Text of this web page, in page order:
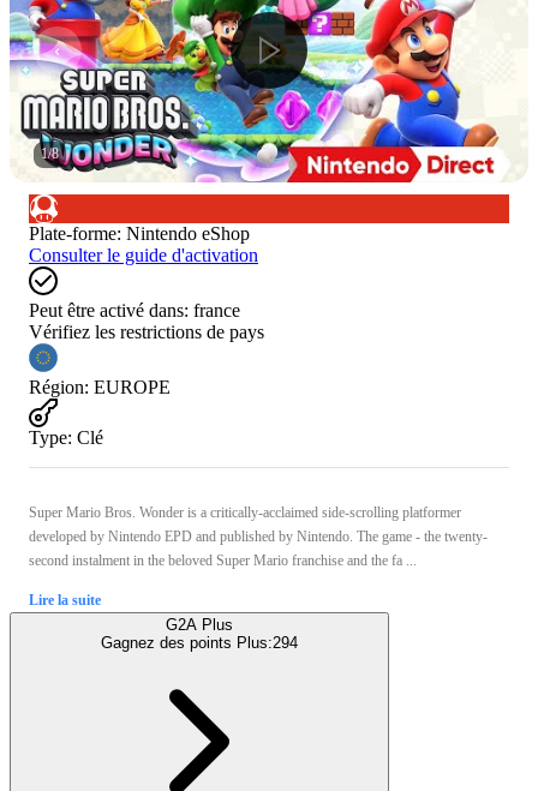
1/8
Plate-forme: Nintendo eShop
Consulter le guide d'activation
Peut être activé dans: france
Vérifiez les restrictions de pays
Région: EUROPE
Type: Clé
Super Mario Bros. Wonder is a critically-acclaimed side-scrolling platformer
developed by Nintendo EPD and published by Nintendo. The game - the twenty-
second instalment in the beloved Super Mario franchise and the fa ...
Lire la suite
G2A Plus
Gagnez des points Plus:294